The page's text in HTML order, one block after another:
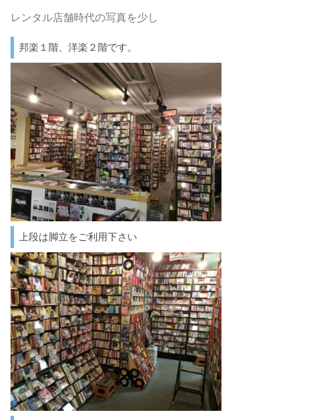
レンタル店舗時代の写真を少し
邦楽１階、洋楽２階です。
上段は脚立をご利用下さい